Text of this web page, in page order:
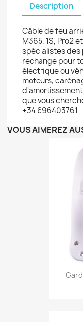
Description
Câble de feu
M365, 1S, Pro2
spécialistes des
rechange pour
électrique ou
moteurs,
que vous
+34 696403761
VOUS AIMEREZ